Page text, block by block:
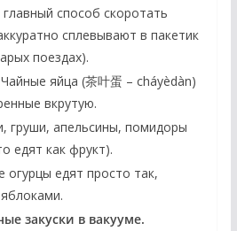
способ скоротать
сплевывают в пакетик
поездах).
Чайные яйца (茶叶蛋 – cháyèdàn)
вкрутую.
груши, апельсины, помидоры
едят как фрукт).
огурцы едят просто так,
закуски в вакууме.